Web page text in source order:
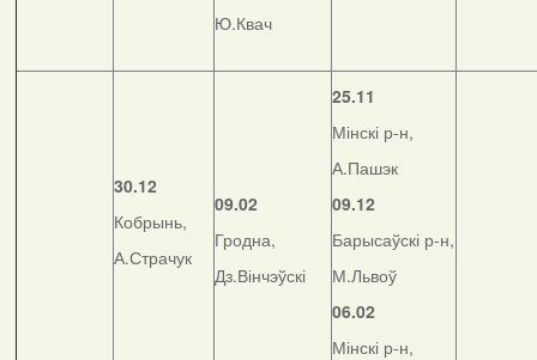
Ю.Квач
30.12
Кобрынь,
А.Страчук
09.02
Гродна,
Дз.Вінчэўскі
25.11
Мінскі р-н,
А.Пашэк
09.12
Барысаўскі р-н,
М.Львоў
06.02
Мінскі р-н,